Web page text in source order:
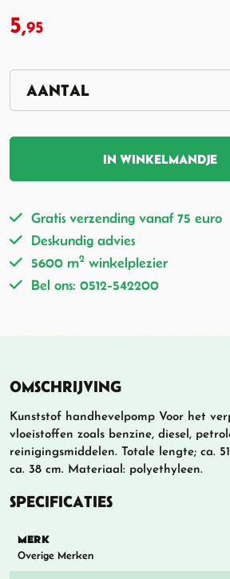
5,95
IN WINKELMANDJE
Gratis verzending vanaf 75 euro
Deskundig advies
5600 m2 winkelplezier
Bel ons: 0512-542200
OMSCHRIJVING
Kunststof handhevelpomp Voor het
vloeistoffen zoals benzine, diesel,
reinigingsmiddelen. Totale lengte; ca.
ca. 38 cm. Materiaal: polyethyleen.
SPECIFICATIES
MERK
Overige Merken